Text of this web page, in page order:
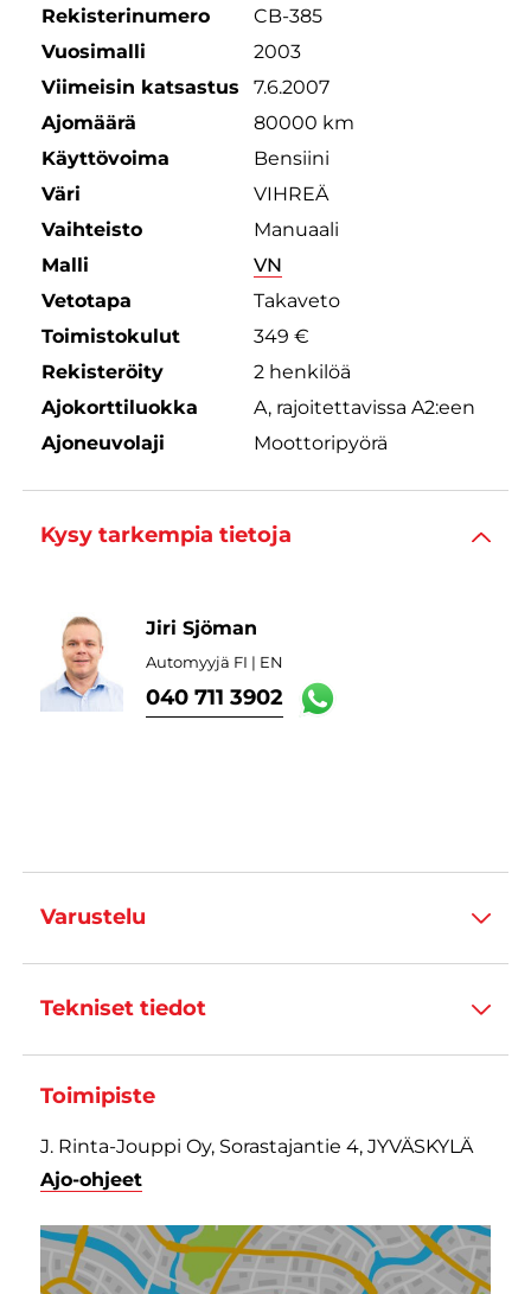
Rekisterinumero
CB-385
Vuosimalli
2003
Viimeisin katsastus
7.6.2007
Ajomäärä
80000 km
Käyttövoima
Bensiini
Väri
VIHREÄ
Vaihteisto
Manuaali
Malli
VN
Vetotapa
Takaveto
Toimistokulut
349 €
Rekisteröity
2 henkilöä
Ajokorttiluokka
A, rajoitettavissa A2:een
Ajoneuvolaji
Moottoripyörä
Kysy tarkempia tietoja
Jiri Sjöman
Automyyjä FI | EN
040 711 3902
Varustelu
Tekniset tiedot
Toimipiste
J. Rinta-Jouppi Oy, Sorastajantie 4, JYVÄSKYLÄ
Ajo-ohjeet